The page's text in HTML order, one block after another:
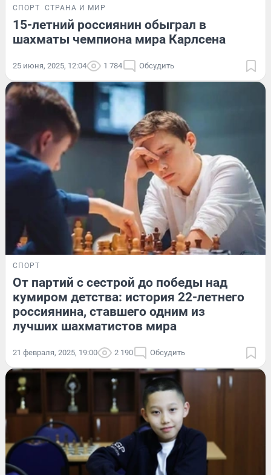
СПОРТ СТРАНА И МИР
15-летний россиянин обыграл в
шахматы чемпиона мира Карлсена
25 июня, 2025, 12:04 1 784 Обсудить
СПОРТ
От партий с сестрой до победы над
кумиром детства: история 22-летнего
россиянина, ставшего одним из
лучших шахматистов мира
21 февраля, 2025, 19:00 2 190 Обсудить